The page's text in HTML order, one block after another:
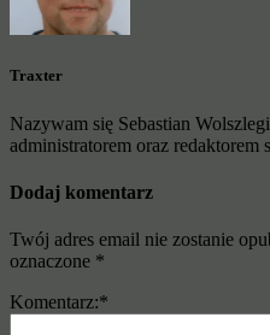
Traxter
Nazywam się Sebastian
administratorem oraz redaktorem
Dodaj komentarz
Twój adres email nie zostanie
oznaczone *
Komentarz:*